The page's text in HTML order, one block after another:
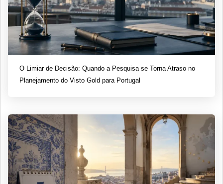
O Limiar de Decisão: Quando a Pesquisa se Torna Atraso no
Planejamento do Visto Gold para Portugal